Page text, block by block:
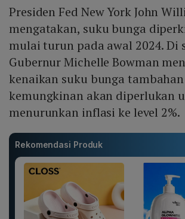
Presiden Fed New York John
mengatakan, suku bunga
mulai turun pada awal 2024. Di
Gubernur Michelle Bowman
kenaikan suku bunga tambahan
kemungkinan akan diperlukan
menurunkan inflasi ke level 2%.
Rekomendasi Produk